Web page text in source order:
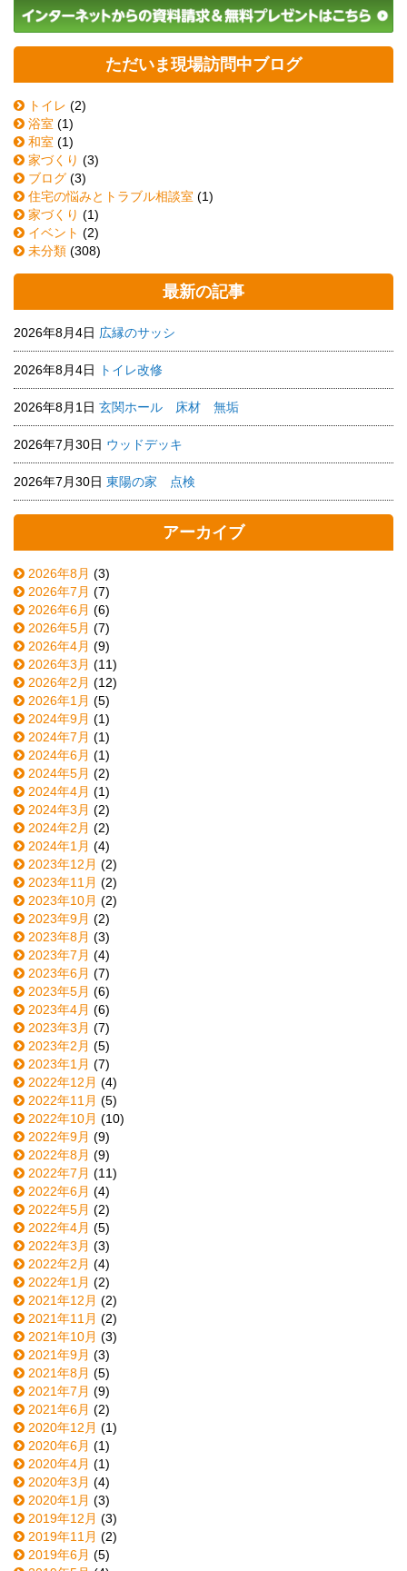
ただいま現場訪問中ブログ
トイレ (2)
浴室 (1)
和室 (1)
家づくり (3)
ブログ (3)
住宅の悩みとトラブル相談室 (1)
家づくり (1)
イベント (2)
未分類 (308)
最新の記事
2026年8月4日 広縁のサッシ
2026年8月4日 トイレ改修
2026年8月1日 玄関ホール 床材 無垢
2026年7月30日 ウッドデッキ
2026年7月30日 東陽の家 点検
アーカイブ
2026年8月 (3)
2026年7月 (7)
2026年6月 (6)
2026年5月 (7)
2026年4月 (9)
2026年3月 (11)
2026年2月 (12)
2026年1月 (5)
2024年9月 (1)
2024年7月 (1)
2024年6月 (1)
2024年5月 (2)
2024年4月 (1)
2024年3月 (2)
2024年2月 (2)
2024年1月 (4)
2023年12月 (2)
2023年11月 (2)
2023年10月 (2)
2023年9月 (2)
2023年8月 (3)
2023年7月 (4)
2023年6月 (7)
2023年5月 (6)
2023年4月 (6)
2023年3月 (7)
2023年2月 (5)
2023年1月 (7)
2022年12月 (4)
2022年11月 (5)
2022年10月 (10)
2022年9月 (9)
2022年8月 (9)
2022年7月 (11)
2022年6月 (4)
2022年5月 (2)
2022年4月 (5)
2022年3月 (3)
2022年2月 (4)
2022年1月 (2)
2021年12月 (2)
2021年11月 (2)
2021年10月 (3)
2021年9月 (3)
2021年8月 (5)
2021年7月 (9)
2021年6月 (2)
2020年12月 (1)
2020年6月 (1)
2020年4月 (1)
2020年3月 (4)
2020年1月 (3)
2019年12月 (3)
2019年11月 (2)
2019年6月 (5)